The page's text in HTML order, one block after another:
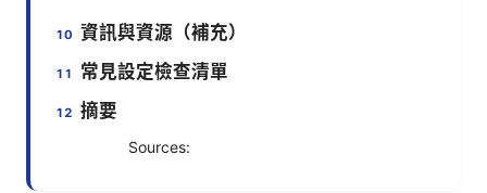
資訊與資源（補充）
常見設定檢查清單
摘要
Sources: